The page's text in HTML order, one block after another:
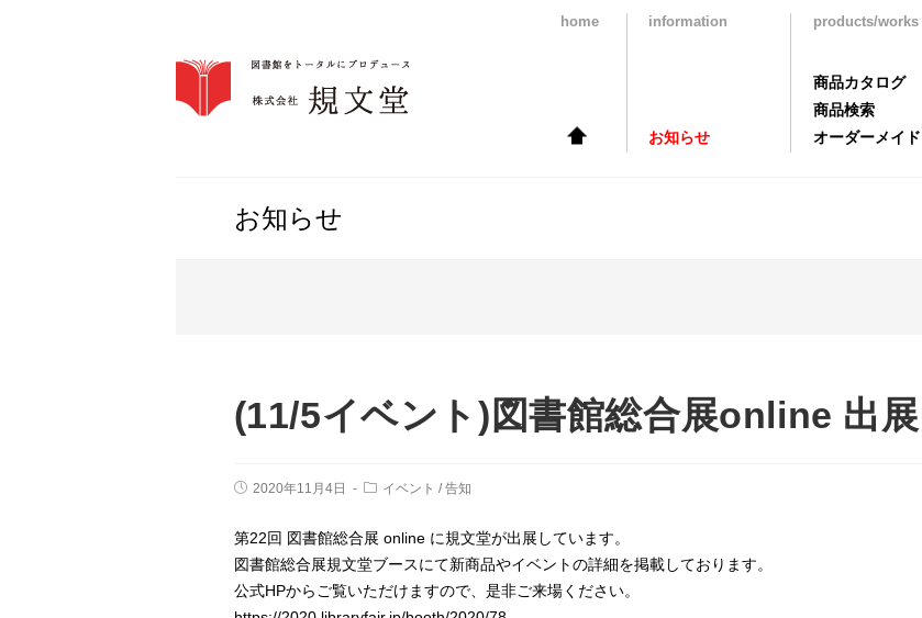
home information
お知らせ
products/works
商品カタログ
商品検索
オーダーメイド
お知らせ
(11/5イベント)図書館総合展online 出展
投
開
2020年11月4日
投
テ
ゴ
リ
ー:
イベント / 告知
第22回 図書館総合展 online に規文堂が出展しています。
図書館総合展規文堂ブースにて新商品やイベントの詳細を掲載しております。
公式HPからご覧いただけますので、是非ご来場ください。